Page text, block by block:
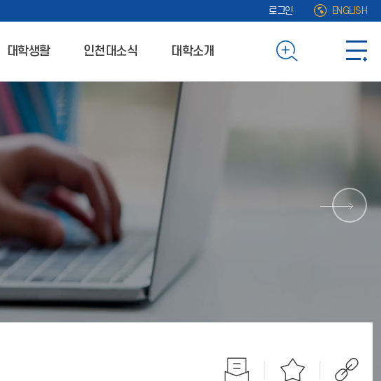
로그인 ENGLISH
대학생활 인천대소식 대학소개